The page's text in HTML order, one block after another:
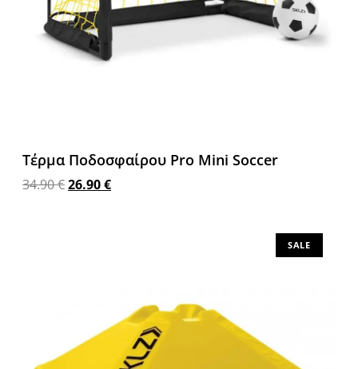
Τέρμα Ποδοσφαίρου Pro Mini Soccer
34.90€26.90€
SALE